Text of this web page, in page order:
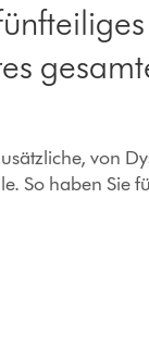
von
So haben Sie